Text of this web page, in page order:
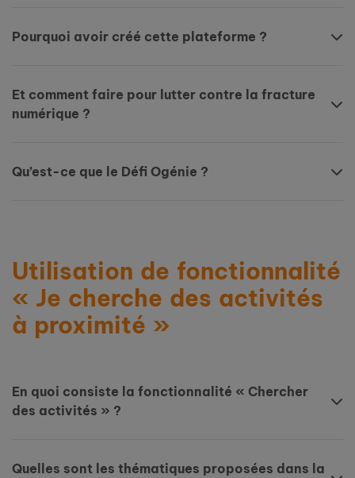
Pourquoi avoir créé cette plateforme ?
Et comment faire pour lutter contre la fracture
numérique ?
Qu’est-ce que le Défi Ogénie ?
Utilisation de fonctionnalité
« Je cherche des activités
à proximité »
En quoi consiste la fonctionnalité « Chercher
des activités » ?
Quelles sont les thématiques proposées dans la